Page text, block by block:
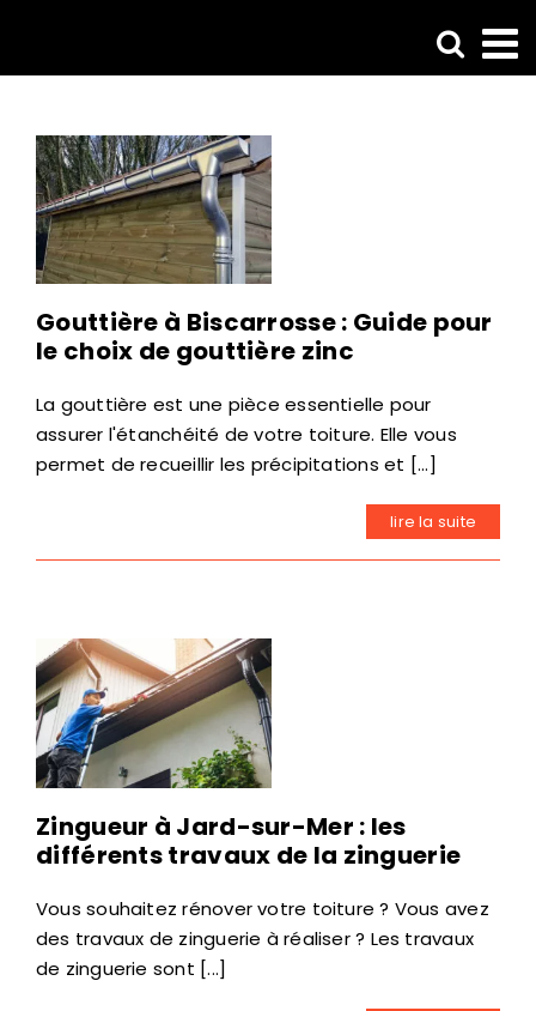
contenu
Gouttière à Biscarrosse : Guide pour
le choix de gouttière zinc
La gouttière est une pièce essentielle pour
assurer l'étanchéité de votre toiture. Elle vous
permet de recueillir les précipitations et [...]
lire la suite
Zingueur à Jard-sur-Mer : les
différents travaux de la zinguerie
Vous souhaitez rénover votre toiture ? Vous avez
des travaux de zinguerie à réaliser ? Les travaux
de zinguerie sont [...]